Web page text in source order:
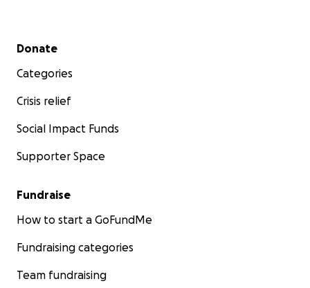
Secondary menu
Donate
Categories
Crisis relief
Social Impact Funds
Supporter Space
Fundraise
How to start a GoFundMe
Fundraising categories
Team fundraising